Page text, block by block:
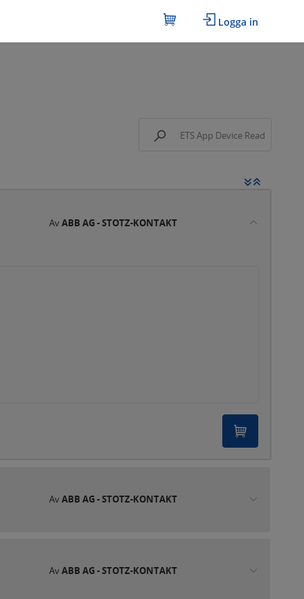
Logga in
AvABB AG - STOTZ-KONTAKT
AvABB AG - STOTZ-KONTAKT
AvABB AG - STOTZ-KONTAKT